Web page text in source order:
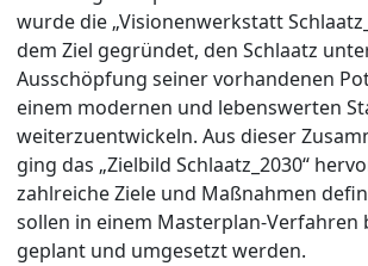
wurde die „Visionenwerkstatt
dem Ziel gegründet, den Schlaatz
Ausschöpfung seiner vorhandenen
einem modernen und lebenswerten
weiterzuentwickeln. Aus dieser
ging das „Zielbild Schlaatz_2030“
zahlreiche Ziele und Maßnahmen
sollen in einem Masterplan-Verfahren
geplant und umgesetzt werden.